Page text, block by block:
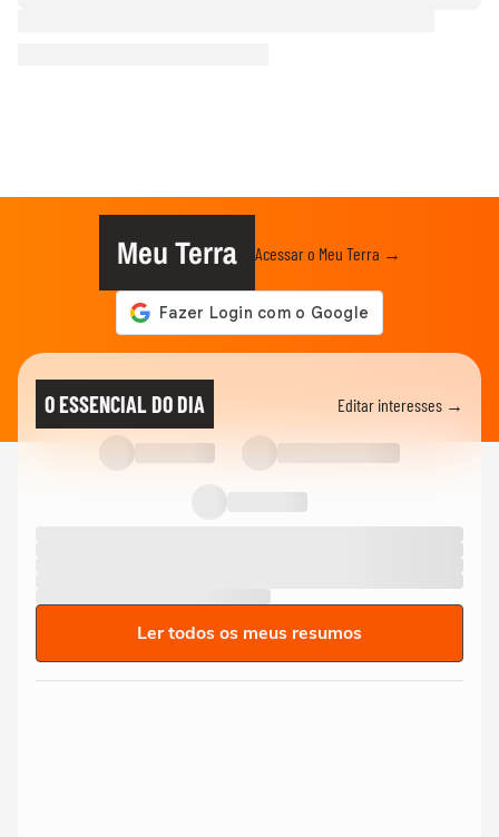
Meu Terra Acessar o Meu Terra →
O ESSENCIAL DO DIA Editar interesses →
Ler todos os meus resumos